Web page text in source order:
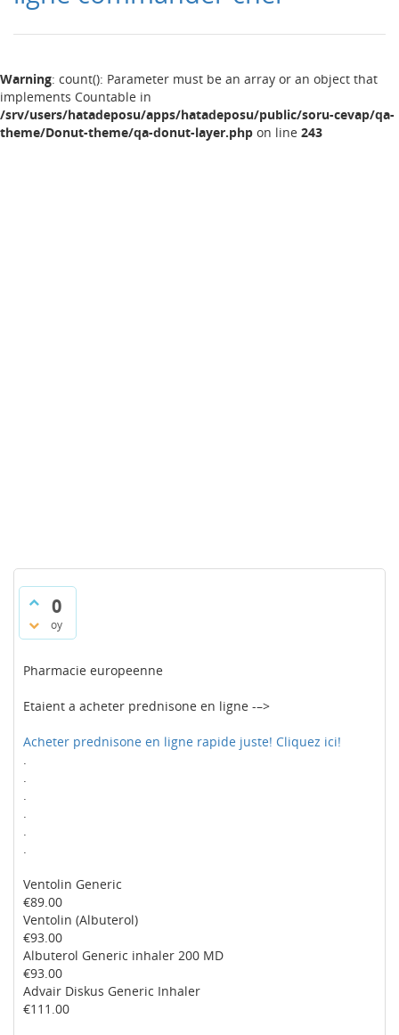
Warning: count(): Parameter must be an array or an object that
implements Countable in
/srv/users/hatadeposu/apps/hatadeposu/public/soru-cevap/qa-
theme/Donut-theme/qa-donut-layer.php on line 243
0
oy
Pharmacie europeenne
Etaient a acheter prednisone en ligne -–>
Acheter prednisone en ligne rapide juste! Cliquez ici!
.
.
.
.
.
.
Ventolin Generic
€89.00
Ventolin (Albuterol)
€93.00
Albuterol Generic inhaler 200 MD
€93.00
Advair Diskus Generic Inhaler
€111.00